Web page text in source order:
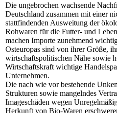
Die ungebrochen wachsende
Deutschland zusammen mit einer
stattfindenden Ausweitung der
Rohwaren für die Futter- und
machen Importe zunehmend
Osteuropas sind von ihrer Größe,
wirtschaftspolitischen Nähe sowie
Wirtschaftskraft wichtige
Unternehmen.
Die nach wie vor bestehende
Strukturen sowie mangelndes
Imageschäden wegen
Herkunft von Bio-Waren